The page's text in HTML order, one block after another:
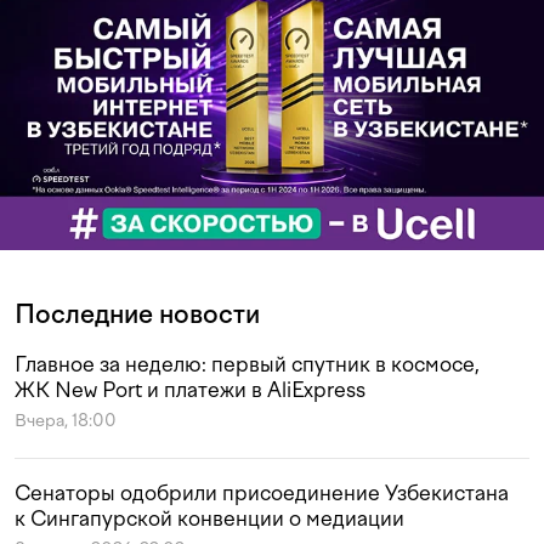
Последние новости
Главное за неделю: первый спутник в космосе,
ЖК New Port и платежи в AliExpress
Вчера, 18:00
Сенаторы одобрили присоединение Узбекистана
к Сингапурской конвенции о медиации